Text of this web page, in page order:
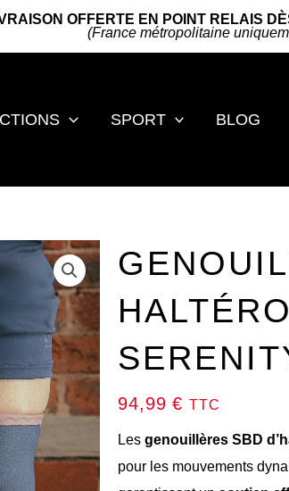
OFFERTE EN POINT RELAIS
(France métropolitaine
SPORT BLOG
94,99€ TTC
Les genouillères SBD
pour les mouvements